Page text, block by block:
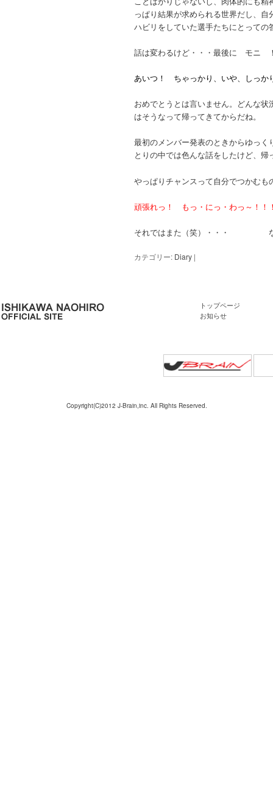
っぱり結果が求められる世界だし、
ハビリをしていた選手たちにとって
話は変わるけど・・・最後に モニ
あいつ！ ちゃっかり、いや、 しっか
おめでとうとは言いません。どんな
はそうなって帰ってきてからだね。
最初のメンバー発表のときからゆっ
とりの中では色んな話をしたけど、
やっぱりチャンスって自分でつかむ
頑張れっ！ もっ・ にっ・ わっ～！！
それではまた（笑）・・・ な
カテゴリー: Diary |
トップページ
お知らせ
Copyright(C)2012 J-Brain,inc. All Rights Reserved.